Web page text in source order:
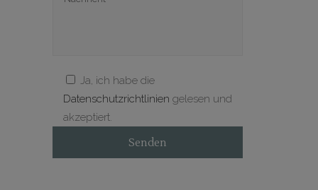
Ja, ich habe die
Datenschutzrichtlinien gelesen und
akzeptiert.